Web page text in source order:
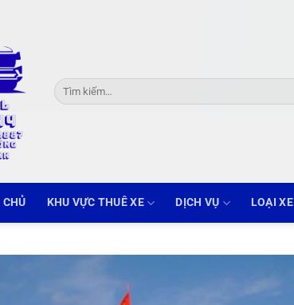
Tìm
kiếm:
KHU VỰC THUÊ XE DỊCH VỤ LOẠI XE